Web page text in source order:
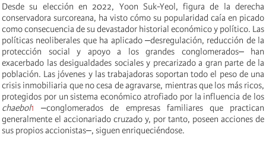
Desde su elección en 2022, Yoon Suk-Yeol, figura de la derecha
conservadora surcoreana, ha visto cómo su popularidad caía en picado
como consecuencia de su devastador historial económico y político. Las
políticas neoliberales que ha aplicado ‒desregulación, reducción de la
protección social y apoyo a los grandes conglomerados‒ han
exacerbado las desigualdades sociales y precarizado a gran parte de la
población. Las jóvenes y las trabajadoras soportan todo el peso de una
crisis inmobiliaria que no cesa de agravarse, mientras que los más ricos,
protegidos por un sistema económico atrofiado por la influencia de los
chaebol1
‒conglomerados de empresas familiares que practican
generalmente el accionariado cruzado y, por tanto, poseen acciones de
sus propios accionistas‒, siguen enriqueciéndose.